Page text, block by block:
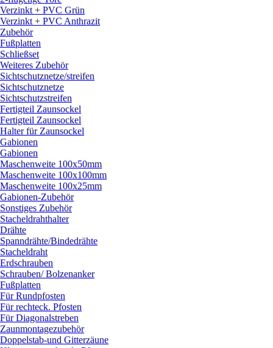
Verzinkt + PVC Grün
Verzinkt + PVC Anthrazit
Zubehör
Fußplatten
Schließset
Weiteres Zubehör
Sichtschutznetze/streifen
Sichtschutznetze
Sichtschutzstreifen
Fertigteil Zaunsockel
Fertigteil Zaunsockel
Halter für Zaunsockel
Gabionen
Gabionen
Maschenweite 100x50mm
Maschenweite 100x100mm
Maschenweite 100x25mm
Gabionen-Zubehör
Sonstiges Zubehör
Stacheldrahthalter
Drähte
Spanndrähte/Bindedrähte
Stacheldraht
Erdschrauben
Schrauben/Bolzenanker
Fußplatten
Für Rundpfosten
Für rechteck. Pfosten
Für Diagonalstreben
Zaunmontagezubehör
Doppelstab-und Gitterzäune